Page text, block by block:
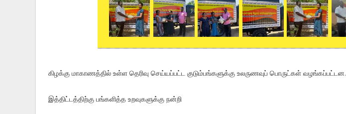
கிழக்கு மாகாணத்தில் உள்ள தெரிவு செய்யப்பட்ட குடும்பங்களுக்கு உலருணவுப் பொருட்கள் வழங்கப்பட்டன.
இத்திட்டத்திற்கு பங்களித்த உறவுகளுக்கு நன்றி